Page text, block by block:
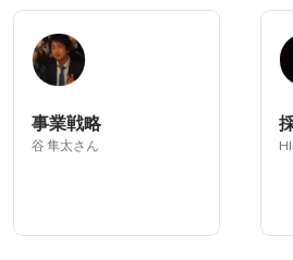
事業戦略
谷 隼太さん